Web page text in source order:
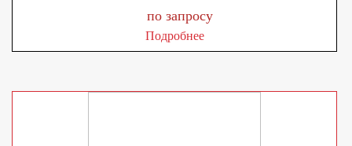
по запросу
Подробнее